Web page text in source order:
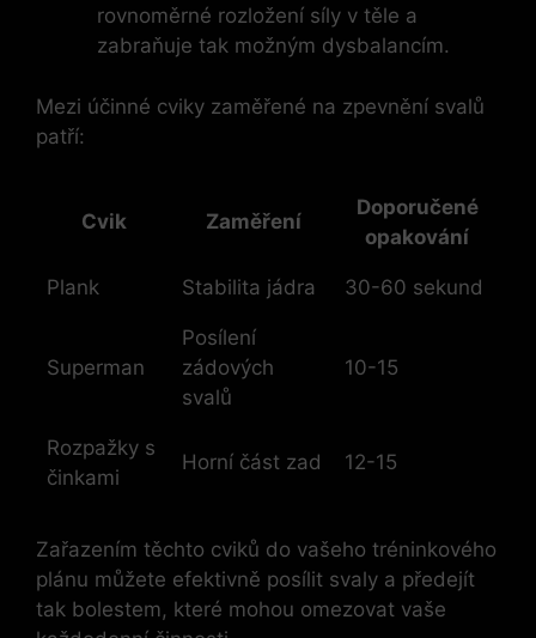
rovnoměrné rozložení síly v těle a
zabraňuje tak možným dysbalancím.
Mezi účinné cviky zaměřené na zpevnění svalů
patří:
Cvik Zaměření
Doporučené
opakování
Plank Stabilita jádra 30-60 sekund
Superman
Posílení
zádových
svalů
10-15
Rozpažky s
činkami
Horní část zad 12-15
Zařazením těchto cviků do vašeho tréninkového
plánu můžete efektivně posílit svaly a předejít
tak bolestem, které mohou omezovat vaše